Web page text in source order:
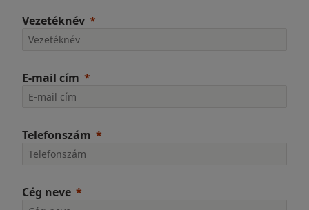
Vezetéknév
E-mail cím
Telefonszám
Cég neve